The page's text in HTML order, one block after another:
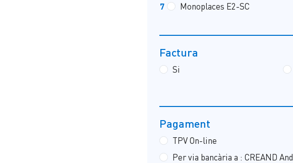
7 Monoplaces E2-SC
Factura
Si
Pagament
TPV On-line
Per via bancària a : CREAND